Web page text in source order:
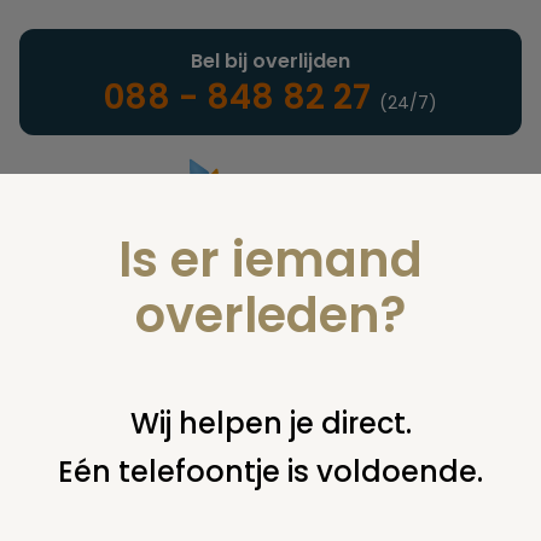
Landelijke uitvaartonderneming
Bel bij overlijden
088 - 848 82 27 (24/7)
U bent hier: home juridisch overige uitvaartplechtigheid
wie bepaalt hoe de uitvaart eruit gaat zien?
Is er iemand
overleden?
Wij helpen je direct.
Eén telefoontje is voldoende.